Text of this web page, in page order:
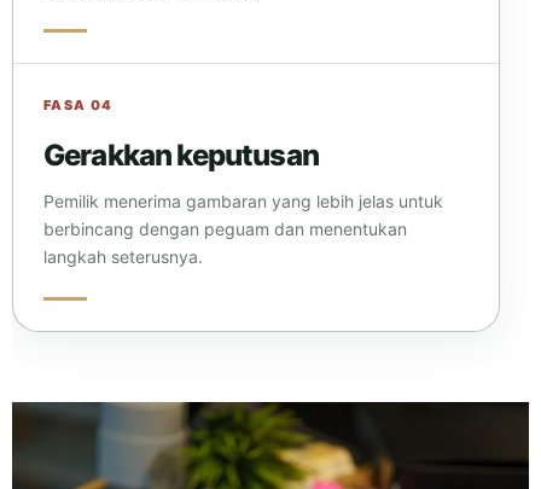
FASA 04
Gerakkan keputusan
Pemilik menerima gambaran yang lebih jelas untuk
berbincang dengan peguam dan menentukan
langkah seterusnya.